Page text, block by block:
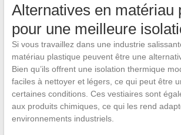
Alternatives en matériau
pour une meilleure
Si vous travaillez dans une industrie
matériau plastique peuvent être une
Bien qu’ils offrent une isolation thermique
faciles à nettoyer et légers, ce qui peut être
certaines conditions. Ces vestiaires sont
aux produits chimiques, ce qui les rend
environnements industriels.